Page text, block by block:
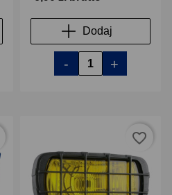
Dodaj
- +
favorite_border